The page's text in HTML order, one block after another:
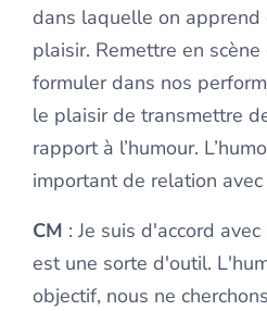
dans laquelle on apprend
plaisir. Remettre en
formuler dans nos
le plaisir de transmettre
rapport à l’humour.
important de relation
CM : Je suis d'accord
est une sorte d'outil.
objectif, nous ne